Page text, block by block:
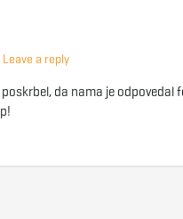
Leave a reply
da nama je